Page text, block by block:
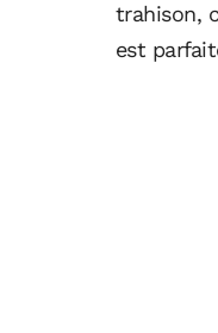
trahison,
est